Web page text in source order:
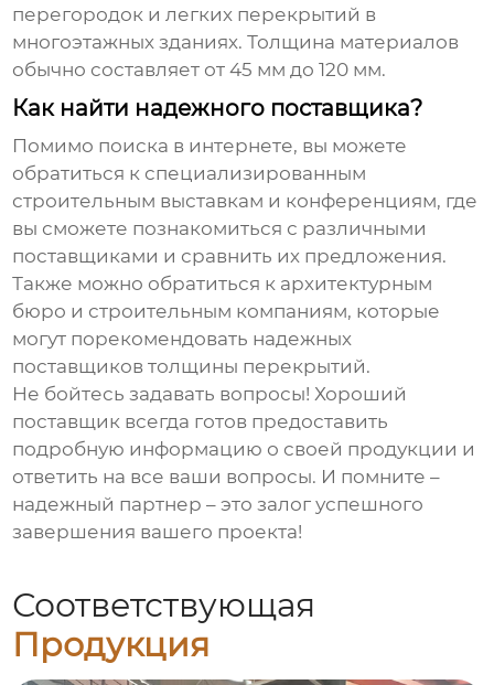
перегородок и легких перекрытий в
многоэтажных зданиях. Толщина материалов
обычно составляет от 45 мм до 120 мм.
Как найти надежного поставщика?
Помимо поиска в интернете, вы можете
обратиться к специализированным
строительным выставкам и конференциям, где
вы сможете познакомиться с различными
поставщиками и сравнить их предложения.
Также можно обратиться к архитектурным
бюро и строительным компаниям, которые
могут порекомендовать надежных
поставщиков толщины перекрытий.
Не бойтесь задавать вопросы! Хороший
поставщик всегда готов предоставить
подробную информацию о своей продукции и
ответить на все ваши вопросы. И помните –
надежный партнер – это залог успешного
завершения вашего проекта!
Соответствующая
Продукция